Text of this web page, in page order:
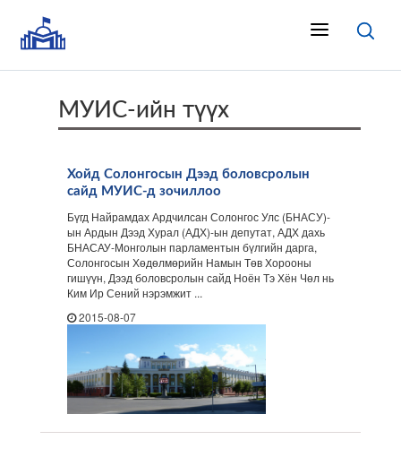
МУИС-ийн түүх
Хойд Солонгосын Дээд боловсролын
сайд МУИС-д зочиллоо
Бүгд Найрамдах Ардчилсан Солонгос Улс (БНАСУ)-
ын Ардын Дээд Хурал (АДХ)-ын депутат, АДХ дахь
БНАСАУ-Монголын парламентын бүлгийн дарга,
Солонгосын Хөдөлмөрийн Намын Төв Хорооны
гишүүн, Дээд боловсролын сайд Ноён Тэ Хён Чөл нь
Ким Ир Сений нэрэмжит ...
2015-08-07